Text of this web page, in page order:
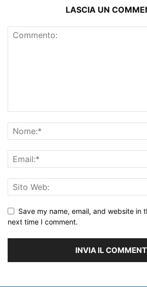
LASCIA UN
Save my name, email, and website in
next time I comment.